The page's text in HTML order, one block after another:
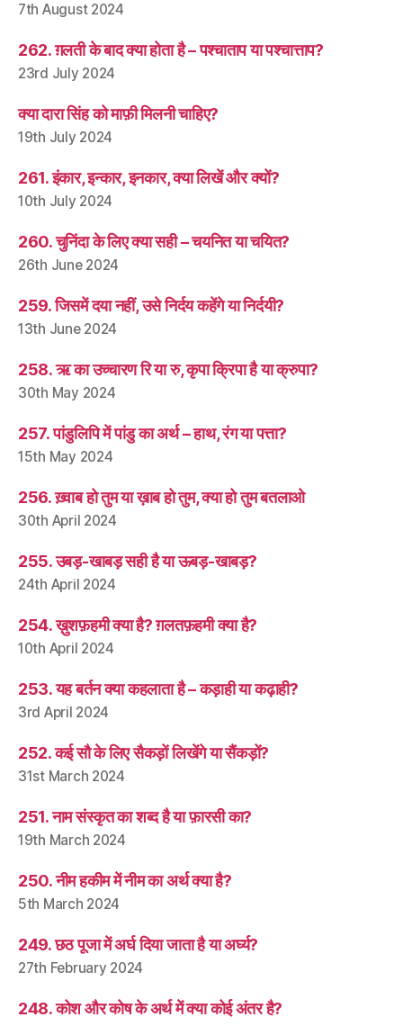
7th August 2024
262. ग़लती के बाद क्या होता है – पश्चाताप या पश्चात्ताप?
23rd July 2024
क्या दारा सिंह को माफ़ी मिलनी चाहिए?
19th July 2024
261. इंकार, इन्कार, इनकार, क्या लिखें और क्यों?
10th July 2024
260. चुनिंदा के लिए क्या सही – चयनित या चयित?
26th June 2024
259. जिसमें दया नहीं, उसे निर्दय कहेंगे या निर्दयी?
13th June 2024
258. ऋ का उच्चारण रि या रु, कृपा क्रिपा है या क्रुपा?
30th May 2024
257. पांडुलिपि में पांडु का अर्थ – हाथ, रंग या पत्ता?
15th May 2024
256. ख़्वाब हो तुम या ख़ाब हो तुम, क्या हो तुम बतलाओ
30th April 2024
255. उबड़-खाबड़ सही है या ऊबड़-खाबड़?
24th April 2024
254. ख़ुशफ़हमी क्या है? ग़लतफ़हमी क्या है?
10th April 2024
253. यह बर्तन क्या कहलाता है – कड़ाही या कढ़ाही?
3rd April 2024
252. कई सौ के लिए सैकड़ों लिखेंगे या सैंकड़ों?
31st March 2024
251. नाम संस्कृत का शब्द है या फ़ारसी का?
19th March 2024
250. नीम हकीम में नीम का अर्थ क्या है?
5th March 2024
249. छठ पूजा में अर्घ दिया जाता है या अर्घ्य?
27th February 2024
248. कोश और कोष के अर्थ में क्या कोई अंतर है?